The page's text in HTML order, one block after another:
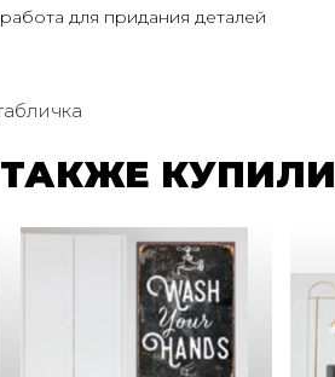
для придания деталей
КУПИЛИ